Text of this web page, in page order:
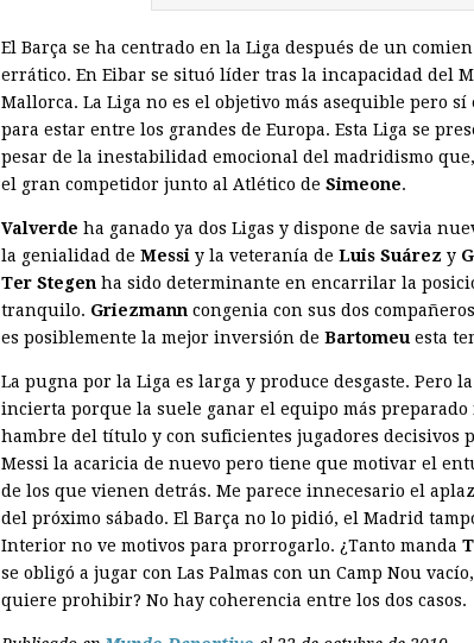
El Barça se ha centrado en la Liga después de un
errático. En Eibar se situó líder tras la incapacidad del
Mallorca. La Liga no es el objetivo más asequible pero
para estar entre los grandes de Europa. Esta Liga se
pesar de la inestabilidad emocional del madridismo
el gran competidor junto al Atlético de Simeone.
Valverde ha ganado ya dos Ligas y dispone de savia
la genialidad de Messi y la veteranía de Luis Suárez y
Ter Stegen ha sido determinante en encarrilar la
tranquilo. Griezmann congenia con sus dos
es posiblemente la mejor inversión de Bartomeu esta
La pugna por la Liga es larga y produce desgaste. Pero
incierta porque la suele ganar el equipo más preparado
hambre del título y con suficientes jugadores decisivos
Messi la acaricia de nuevo pero tiene que motivar el
de los que vienen detrás. Me parece innecesario el
del próximo sábado. El Barça no lo pidió, el Madrid
Interior no ve motivos para prorrogarlo. ¿Tanto manda
se obligó a jugar con Las Palmas con un Camp Nou
quiere prohibir? No hay coherencia entre los dos casos.